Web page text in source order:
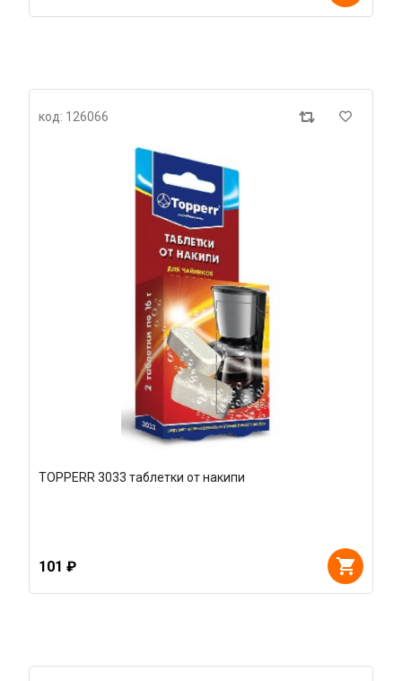
код: 126066
TOPPERR 3033 таблетки от накипи
101 ₽